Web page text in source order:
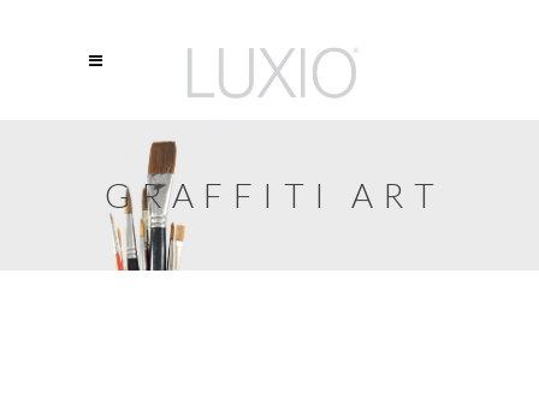
GRAFFITI ART